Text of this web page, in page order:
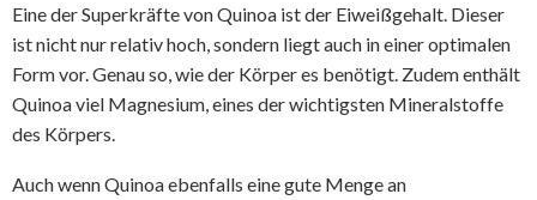
Eine der Superkräfte von Quinoa ist der Eiweißgehalt. Dieser
ist nicht nur relativ hoch, sondern liegt auch in einer optimalen
Form vor. Genau so, wie der Körper es benötigt. Zudem enthält
Quinoa viel Magnesium, eines der wichtigsten Mineralstoffe
des Körpers.
Auch wenn Quinoa ebenfalls eine gute Menge an